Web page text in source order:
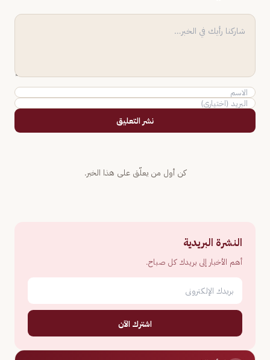
نشر التعليق
كن أول من يعلّق على هذا الخبر.
النشرة البريدية
أهم الأخبار إلى بريدك كل صباح.
اشترك الآن